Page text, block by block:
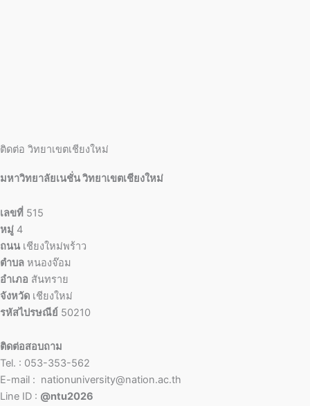
ติดต่อ วิทยาเขตเชียงใหม่
มหาวิทยาลัยเนชั่น วิทยาเขตเชียงใหม่
เลขที่ 515
หมู่ 4
ถนน เชียงใหม่พร้าว
ตำบล หนองจ๊อม
อำเภอ สันทราย
จังหวัด เชียงใหม่
รหัสไปรษณีย์ 50210
ติดต่อสอบถาม
Tel. : 053-353-562
E-mail : nationuniversity@nation.ac.th
Line ID : @ntu2026